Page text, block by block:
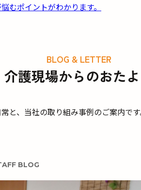
悩むポイントがわかります。
BLOG & LETTER
介護現場からのおた
と、当社の取り組み事例のご案内で
BLOG